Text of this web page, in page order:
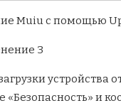
устройства
и